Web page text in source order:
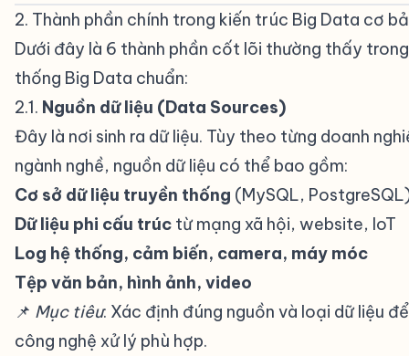
2. Thành phần chính trong kiến trúc Big Data cơ
Dưới đây là 6 thành phần cốt lõi thường thấy
thống Big Data chuẩn:
2.1. Nguồn dữ liệu (Data Sources)
Đây là nơi sinh ra dữ liệu. Tùy theo từng doanh
ngành nghề, nguồn dữ liệu có thể bao gồm:
Cơ sở dữ liệu truyền thống (MySQL,
Dữ liệu phi cấu trúc từ mạng xã hội, website, IoT
Log hệ thống, cảm biến, camera, máy móc
Tệp văn bản, hình ảnh, video
📌 Mục tiêu: Xác định đúng nguồn và loại dữ liệu
công nghệ xử lý phù hợp.